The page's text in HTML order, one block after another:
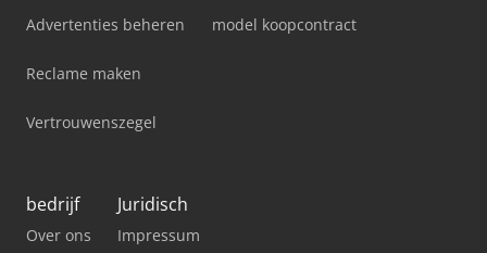
Advertenties beheren
Reclame maken
Vertrouwenszegel
model koopcontract
bedrijf
Over ons
Juridisch
Impressum